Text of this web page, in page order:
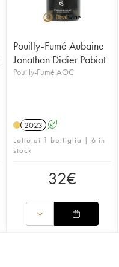
Pouilly-Fumé Aubaine
Jonathan Didier Pabiot
Pouilly-Fumé AOC
2023 A
Lotto di 1 bottiglia | 6 in
stock
32€